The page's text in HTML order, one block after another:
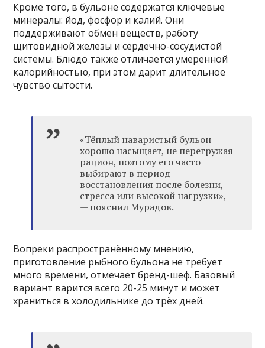
Кроме того, в бульоне содержатся ключевые
минералы: йод, фосфор и калий. Они
поддерживают обмен веществ, работу
щитовидной железы и сердечно-сосудистой
системы. Блюдо также отличается умеренной
калорийностью, при этом дарит длительное
чувство сытости.
«Тёплый наваристый бульон
хорошо насыщает, не перегружая
рацион, поэтому его часто
выбирают в период
восстановления после болезни,
стресса или высокой нагрузки»,
— пояснил Мурадов.
Вопреки распространённому мнению,
приготовление рыбного бульона не требует
много времени, отмечает бренд-шеф. Базовый
вариант варится всего 20-25 минут и может
храниться в холодильнике до трёх дней.